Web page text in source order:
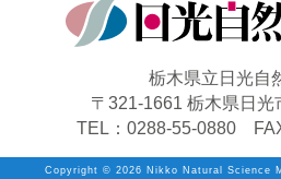
栃木県立日光自
〒321-1661 栃木県日光
TEL：0288-55-0880
Copyright © 2026 Nikko Natural Science